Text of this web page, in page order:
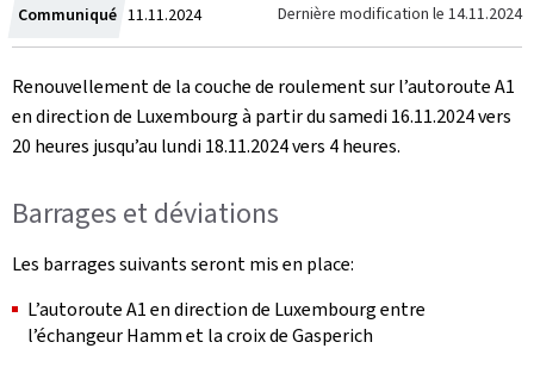
Communiqué Crée
le
11.11.2024 Dernière modification le 14.11.2024
Renouvellement de la couche de roulement sur l’autoroute A1
en direction de Luxembourg à partir du samedi 16.11.2024 vers
20 heures jusqu’au lundi 18.11.2024 vers 4 heures.
Barrages et déviations
Les barrages suivants seront mis en place:
L’autoroute A1 en direction de Luxembourg entre
l’échangeur Hamm et la croix de Gasperich